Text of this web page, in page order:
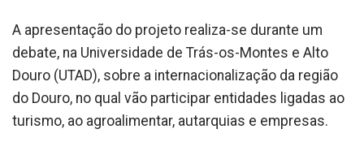
A apresentação do projeto realiza-se durante um
debate, na Universidade de Trás-os-Montes e Alto
Douro (UTAD), sobre a internacionalização da região
do Douro, no qual vão participar entidades ligadas ao
turismo, ao agroalimentar, autarquias e empresas.